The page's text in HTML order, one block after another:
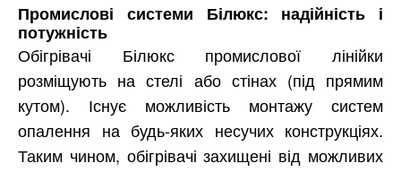
Промислові системи Білюкс: надійність і
потужність
Обігрівачі Білюкс промислової лінійки
розміщують на стелі або стінах (під прямим
кутом). Існує можливість монтажу систем
опалення на будь-яких несучих конструкціях.
Таким чином, обігрівачі захищені від можливих